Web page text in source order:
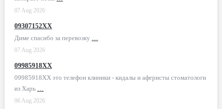
07 Aug 2026
09307152XX
Диме спасибо за перевозку …
07 Aug 2026
09985918XX
09985918XX это телефон клиники - кидалы и аферисты стоматологи
из Харь …
06 Aug 2026